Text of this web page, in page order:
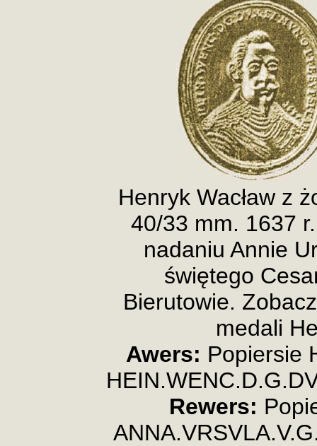
Henryk Wacław z
40/33 mm. 1637
nadaniu Annie
świętego
Bierutowie.
medali
Awers: Popiersie
Rewers: